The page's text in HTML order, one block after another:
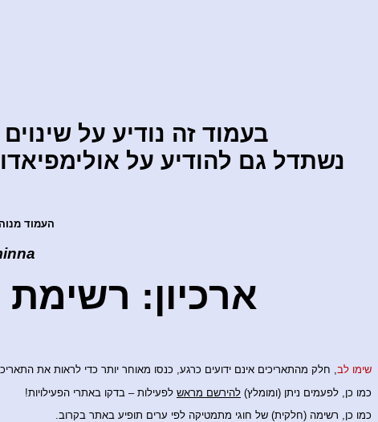
בעמוד זה נודיע על
נשתדל גם להודיע על
העמוד
inna
ארכיון: רשימת
שימו לב, חלק מהתאריכים אינם ידועים כרגע, כנסו מאוחר יותר כדי לראות את
כמו כן, לפעמים ניתן (ומומלץ) להירשם מראש לפעילות – בדקו באתרי הפעילויות!
כמו כן, רשימה (חלקית) של חוגי מתמטיקה לפי ערים תופיע באתר בקרוב.